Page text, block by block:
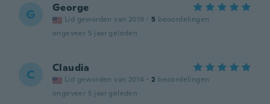
G George
Lid geworden van 2019 · 5 beoordelingen
ongeveer 5 jaar geleden
C Claudia
Lid geworden van 2014 · 2 beoordelingen
ongeveer 5 jaar geleden